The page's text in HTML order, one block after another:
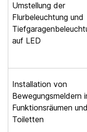
Umstellung der
Flurbeleuchtung und
auf LED
Installation von
Bewegungsmeldern
Funktionsräumen und
Toiletten